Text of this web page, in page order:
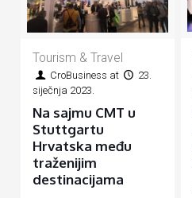
Tourism & Travel
CroBusiness at
23.
siječnja 2023.
Na sajmu CMT u
Stuttgartu
Hrvatska među
traženijim
destinacijama